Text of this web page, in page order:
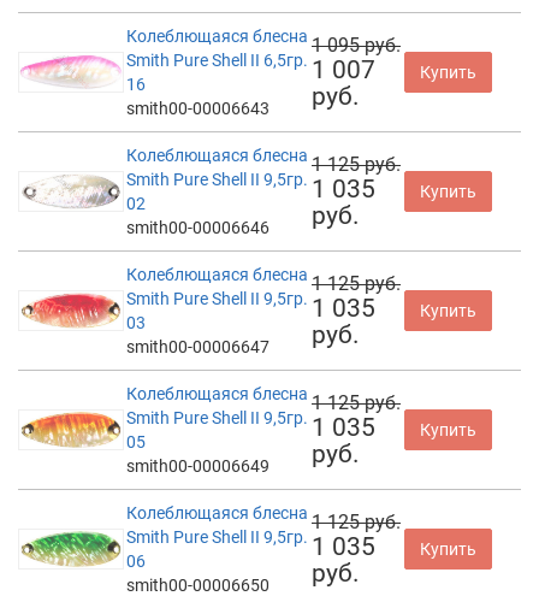
Колеблющаяся блесна
Smith Pure Shell II 6,5гр.
16
smith00-00006643
1 095 руб.
1 007
руб.
Купить
Колеблющаяся блесна
Smith Pure Shell II 9,5гр.
02
smith00-00006646
1 125 руб.
1 035
руб.
Купить
Колеблющаяся блесна
Smith Pure Shell II 9,5гр.
03
smith00-00006647
1 125 руб.
1 035
руб.
Купить
Колеблющаяся блесна
Smith Pure Shell II 9,5гр.
05
smith00-00006649
1 125 руб.
1 035
руб.
Купить
Колеблющаяся блесна
Smith Pure Shell II 9,5гр.
06
smith00-00006650
1 125 руб.
1 035
руб.
Купить